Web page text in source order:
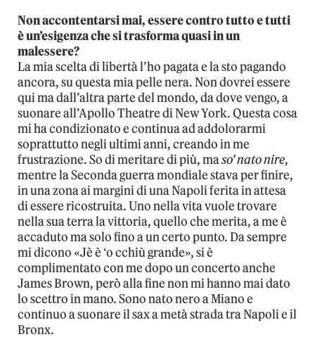
Non accontentarsi mai, essere contro tutto e tutti
è un’esigenza che si trasforma quasi in un
malessere?
La mia scelta di libertà l’ho pagata e la sto pagando
ancora, su questa mia pelle nera. Non dovrei essere
qui ma dall’altra parte del mondo, da dove vengo, a
suonare all’Apollo Theatre di New York. Questa cosa
mi ha condizionato e continua ad addolorarmi
soprattutto negli ultimi anni, creando in me
frustrazione. So di meritare di più, maso’ nato nire,
mentre la Seconda guerra mondiale stava per finire,
in una zona ai margini di una Napoli ferita in attesa
di essere ricostruita. Uno nella vita vuole trovare
nella sua terra la vittoria, quello che merita, a me è
accaduto ma solo fino a un certo punto. Da sempre
mi dicono «Jè è ‘o cchiù grande», si è
complimentato con me dopo un concerto anche
James Brown, però alla fine non mi hanno mai dato
lo scettro in mano. Sono nato nero a Miano e
continuo a suonare il sax a metà strada tra Napoli e il
Bronx.